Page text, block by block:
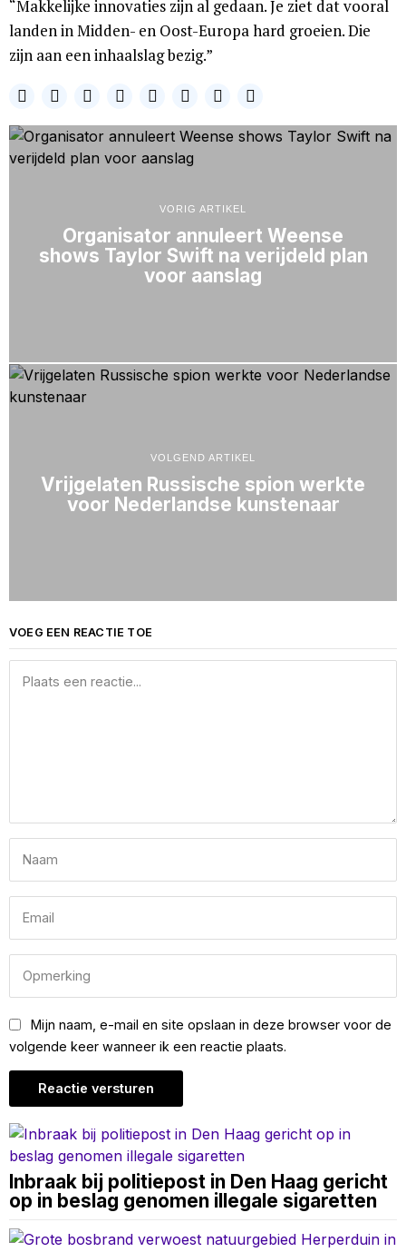
“Makkelijke innovaties zijn al gedaan. Je ziet dat vooral
landen in Midden- en Oost-Europa hard groeien. Die
zijn aan een inhaalslag bezig.”
VORIG ARTIKEL
Organisator annuleert Weense
shows Taylor Swift na verijdeld plan
voor aanslag
VOLGEND ARTIKEL
Vrijgelaten Russische spion werkte
voor Nederlandse kunstenaar
VOEG EEN REACTIE TOE
Mijn naam, e-mail en site opslaan in deze browser voor de
volgende keer wanneer ik een reactie plaats.
Inbraak bij politiepost in Den Haag gericht
op in beslag genomen illegale sigaretten